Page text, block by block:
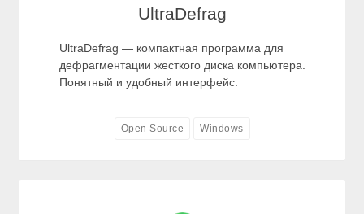
UltraDefrag
UltraDefrag — компактная программа для
дефрагментации жесткого диска компьютера.
Понятный и удобный интерфейс.
Open Source Windows